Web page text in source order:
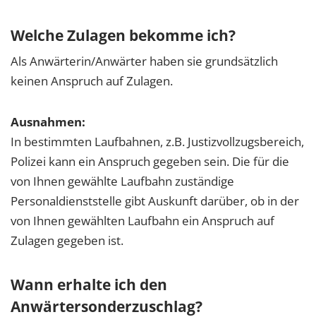
Welche Zulagen bekomme ich?
Als Anwärterin/Anwärter haben sie grundsätzlich
keinen Anspruch auf Zulagen.
Ausnahmen:
In bestimmten Laufbahnen, z.B. Justizvollzugsbereich,
Polizei kann ein Anspruch gegeben sein. Die für die
von Ihnen gewählte Laufbahn zuständige
Personaldienststelle gibt Auskunft darüber, ob in der
von Ihnen gewählten Laufbahn ein Anspruch auf
Zulagen gegeben ist.
Wann erhalte ich den
Anwärtersonderzuschlag?